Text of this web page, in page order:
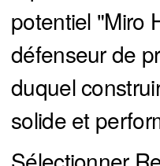
potentiel "Miro
défenseur de
duquel
solide et